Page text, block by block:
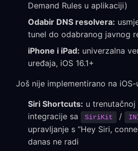
Demand Rules u aplikaciji)
Odabir DNS resolvera:
tunel do odabranog javnog
iPhone i iPad: univerzalna
uređaja, iOS 16.1+
Još nije implementirano na iOS-
Siri Shortcuts: u trenutačnoj
integracije sa
SiriKit /
upravljanje s “Hey Siri,
danas ne radi